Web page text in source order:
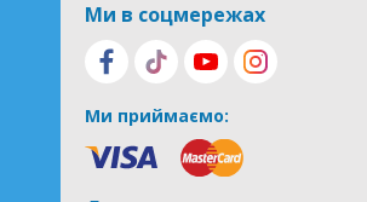
Ми в соцмережах
Ми приймаємо: